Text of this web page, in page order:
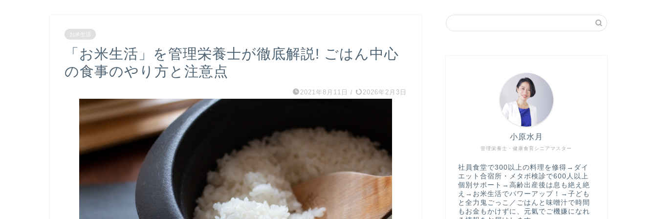
お米生活
「お米生活」を管理栄養士が徹底解説! ごはん中心
の食事のやり方と注意点
2021年8月11日 / 2026年2月3日
管理栄養士・健康食育シニアマスター
小原水月
社員食堂で300以上の料理を修得→ダイ
エット合宿所・メタボ検診で600人以上
個別サポート→高齢出産後は息も絶え絶
え→お米生活でパワーアップ！→子ども
と全力鬼ごっこ／ごはんと味噌汁で時間
もお金もかけずに、元氣でご機嫌になれ